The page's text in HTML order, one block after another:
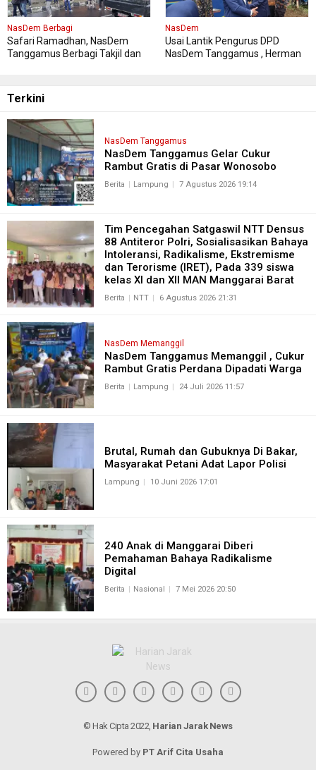
NasDem Berbagi
Safari Ramadhan, NasDem
Tanggamus Berbagi Takjil dan
NasDem dan Masyarakat
NasDem
Usai Lantik Pengurus DPD
NasDem Tanggamus , Herman
Terkini
NasDem Tanggamus
NasDem Tanggamus Gelar Cukur
Rambut Gratis di Pasar Wonosobo
Berita Lampung 7 Agustus 2026 19:14
Tim Pencegahan Satgaswil NTT Densus
88 Antiteror Polri, Sosialisasikan Bahaya
Intoleransi, Radikalisme, Ekstremisme
dan Terorisme (IRET), Pada 339 siswa
kelas XI dan XII MAN Manggarai Barat
Berita NTT 6 Agustus 2026 21:31
NasDem Memanggil
NasDem Tanggamus Memanggil , Cukur
Rambut Gratis Perdana Dipadati Warga
Berita Lampung 24 Juli 2026 11:57
Brutal, Rumah dan Gubuknya Di Bakar,
Masyarakat Petani Adat Lapor Polisi
Lampung 10 Juni 2026 17:01
240 Anak di Manggarai Diberi
Pemahaman Bahaya Radikalisme
Digital
Berita Nasional 7 Mei 2026 20:50
© Hak Cipta 2022, Harian Jarak News
Powered by PT Arif Cita Usaha